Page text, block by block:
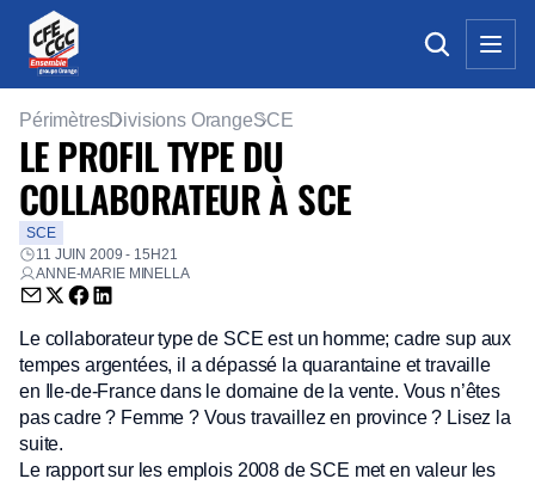
PérimètresDivisions OrangeSCE
LE PROFIL TYPE DU
COLLABORATEUR À SCE
SCE
11 JUIN 2009 - 15H21
ANNE-MARIE MINELLA
Envoyer par email (nouvelle fenêtre)
Partager sur Twitter (nouvelle fenêtre)
Partager sur Facebook (nouvelle fenêtre)
Partager sur LinkedIn (nouvelle fenêtre)
Le collaborateur type de SCE est un homme; cadre sup aux
tempes argentées, il a dépassé la quarantaine et travaille
en Ile-de-France dans le domaine de la vente. Vous n’êtes
pas cadre ? Femme ? Vous travaillez en province ? Lisez la
suite.
Le rapport sur les emplois 2008 de SCE met en valeur les